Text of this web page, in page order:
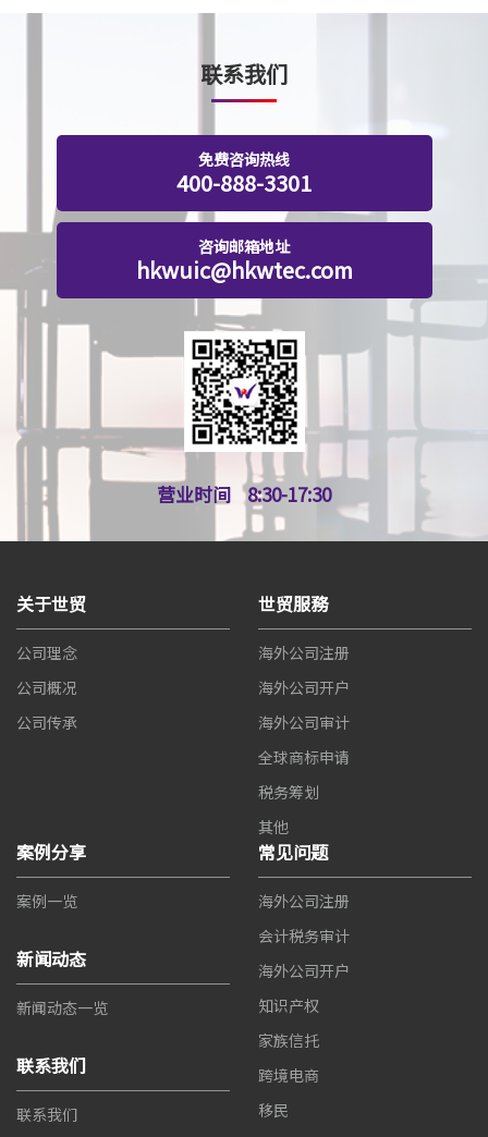
联系我们
免费咨询热线
400-888-3301
咨询邮箱地址
hkwuic@hkwtec.com
营业时间 8:30-17:30
关于世贸
公司理念
公司概况
公司传承
世贸服務
海外公司注册
海外公司开户
海外公司审计
全球商标申请
税务筹划
其他
案例分享
案例一览
新闻动态
新闻动态一览
联系我们
联系我们
常见问题
海外公司注册
会计税务审计
海外公司开户
知识产权
家族信托
跨境电商
移民